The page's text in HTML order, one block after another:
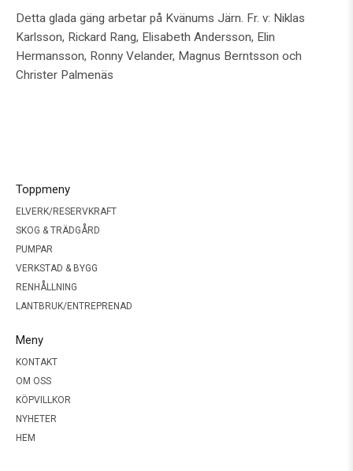
Detta glada gäng arbetar på Kvänums Järn. Fr. v: Niklas
Karlsson, Rickard Rang, Elisabeth Andersson, Elin
Hermansson, Ronny Velander, Magnus Berntsson och
Christer Palmenäs
Toppmeny
ELVERK/RESERVKRAFT
SKOG & TRÄDGÅRD
PUMPAR
VERKSTAD & BYGG
RENHÅLLNING
LANTBRUK/ENTREPRENAD
Meny
KONTAKT
OM OSS
KÖPVILLKOR
NYHETER
HEM